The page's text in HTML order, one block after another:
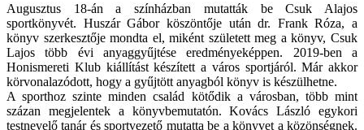
Augusztus 18-án a színházban mutatták be Csuk Alajos
sportkönyvét. Huszár Gábor köszöntője után dr. Frank Róza, a
könyv szerkesztője mondta el, miként született meg akönyv, Csuk
Lajos több évi anyaggyűjtése eredményeképpen. 2019-ben a
Honismereti Klub kiállítást készített a város sportjáról. Már akkor
körvonalazódott, hogy a gyűjtött anyagból könyv is készülhetne.
A sporthoz szinte minden család kötődik a városban, több mint
százan megjelentek a könyvbemutatón. Kovács László egykori
testnevelő tanár és sportvezető mutatta be a könyvet a közönségnek.